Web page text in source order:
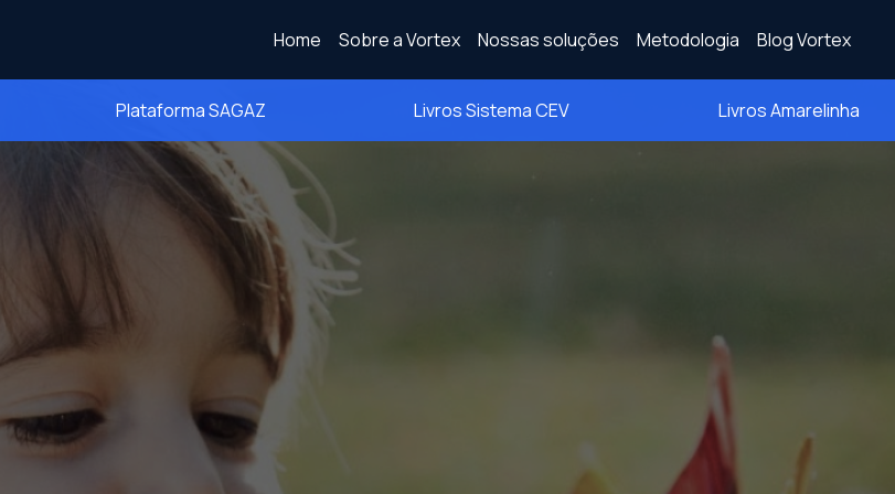
Home Sobre a Vortex Nossas soluções Metodologia Blog Vortex
Plataforma SAGAZ Livros Sistema CEV Livros Amarelinha